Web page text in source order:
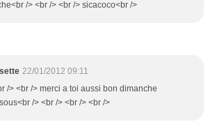
/> <br /> <br /> sicacoco<br />
22/01/2012 09:11
/> <br /> merci a toi aussi bon dimanche
/> <br /> <br /> <br />